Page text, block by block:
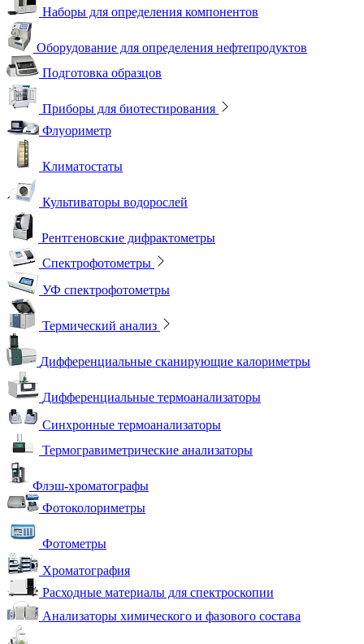
Наборы для определения компонентов
Оборудование для определения нефтепродуктов
Подготовка образцов
Приборы для биотестирования
Флуориметр
Климатостаты
Культиваторы водорослей
Рентгеновские дифрактометры
Спектрофотометры
УФ спектрофотометры
Термический анализ
Дифференциальные сканирующие калориметры
Дифференциальные термоанализаторы
Синхронные термоанализаторы
Термогравиметрические анализаторы
Флэш-хроматографы
Фотоколориметры
Фотометры
Хроматография
Расходные материалы для спектроскопии
Анализаторы химического и фазового состава